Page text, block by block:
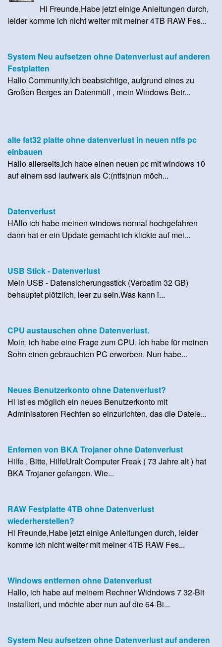
Hi Freunde,Habe jetzt einige Anleitungen durch,
leider komme ich nicht weiter mit meiner 4TB RAW Fes...
System Neu aufsetzen ohne Datenverlust auf anderen
Festplatten
Hallo Community,Ich beabsichtige, aufgrund eines zu
Großen Berges an Datenmüll , mein Windows Betr...
alte fat32 platte ohne datenverlust in neuen ntfs pc
einbauen
Hallo allerseits,ich habe einen neuen pc mit windows 10
auf einem ssd laufwerk als C:(ntfs)nun möch...
Datenverlust
HAllo ich habe meinen windows normal hochgefahren
dann hat er ein Update gemacht ich klickte auf mei...
USB Stick - Datenverlust
Mein USB - Datensicherungsstick (Verbatim 32 GB)
behauptet plötzlich, leer zu sein.Was kann i...
CPU austauschen ohne Datenverlust.
Moin, ich habe eine Frage zum CPU. Ich habe für meinen
Sohn einen gebrauchten PC erworben. Nun habe...
Neues Benutzerkonto ohne Datenverlust?
Hi ist es möglich ein neues Benutzerkonto mit
Adminisatoren Rechten so einzurichten, das die Dateie...
Enfernen von BKA Trojaner ohne Datenverlust
Hilfe , Bitte, HilfeUralt Computer Freak ( 73 Jahre alt ) hat
BKA Trojaner gefangen. Wie...
RAW Festplatte 4TB ohne Datenverlust
wiederherstellen?
Hi Freunde,Habe jetzt einige Anleitungen durch, leider
komme ich nicht weiter mit meiner 4TB RAW Fes...
Windows entfernen ohne Datenverlust
Hallo, ich habe auf meinem Rechner Widndows 7 32-Bit
installiert, und möchte aber nun auf die 64-Bi...
System Neu aufsetzen ohne Datenverlust auf anderen